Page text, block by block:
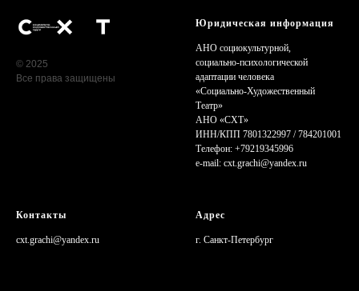
© 2025
Все права защищены
Юридическая информация
АНО социокультурной,
cоциально-психологической
адаптации человека
«Cоциально-Художественный
Театр»
АНО «СХТ»
ИНН/КПП 7801322997 / 784201001
Телефон: +79219345996
e-mail: сxt.grachi@yandex.ru
Контакты
cxt.grachi@yandex.ru
Адрес
г. Санкт-Петербург